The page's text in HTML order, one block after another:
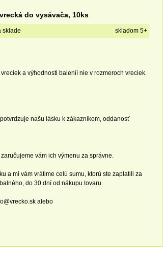
do vysávača, 10ks
sklade skladom 5+
a výhodnosti balenií nie v rozmeroch vreciek.
našu lásku k zákazníkom, oddanosť
vám ich výmenu za správne.
a mi vám vrátime celú sumu, ktorú ste zaplatili za
do 30 dní od nákupu tovaru.
alebo